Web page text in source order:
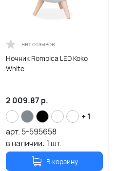
нет отзывов
Ночник Rombica LED Koko
White
2 009.87 р.
+ 1
арт. 5-595658
в наличии: 1 шт.
В корзину